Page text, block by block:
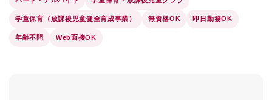
学童保育（放課後児童健全育成事業） 無資格OK 即日勤務OK
年齢不問 Web面接OK